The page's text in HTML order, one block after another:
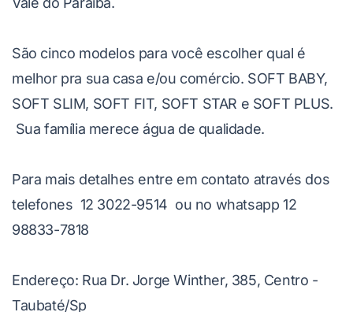
São cinco modelos para você escolher qual é
melhor pra sua casa e/ou comércio. SOFT BABY,
SOFT SLIM, SOFT FIT, SOFT STAR e SOFT PLUS.
Sua família merece água de qualidade.
Para mais detalhes entre em contato através dos
telefones 12 3022-9514 ou no whatsapp 12
98833-7818
Endereço: Rua Dr. Jorge Winther, 385, Centro -
Taubaté/Sp